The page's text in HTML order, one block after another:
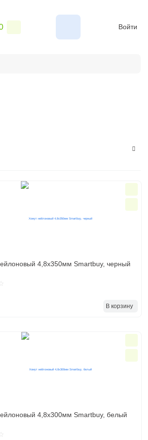
Войти
4,8х350мм Smartbuy, черный
В корзину
4,8х300мм Smartbuy, белый